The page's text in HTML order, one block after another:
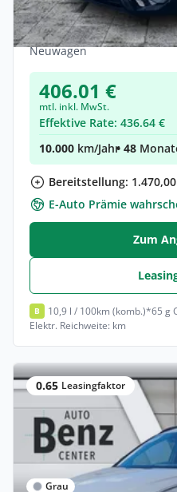
2WD 1.6 T-GDi,288P
Hybrid •Automatik •288 PS
Neuwagen
406.01 €
mtl. inkl. MwSt.
Effektive Rate: 436.64 €
10.000 km/Jahr• 48
Bereitstellung:
E-Auto Prämie
Zum
B 10,9 l / 100km (komb.)*65 g
Elektr. Reichweite: km
0.65 Leasingfaktor
Grau